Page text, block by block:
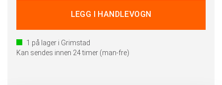
1 på lager i Grimstad
Kan sendes innen 24 timer (man-fre)